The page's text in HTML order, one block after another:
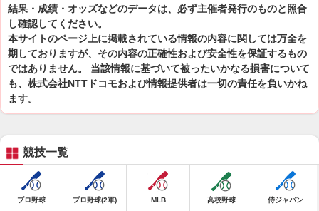
結果・成績・オッズなどのデータは、必ず主催者発行のものと照合
し確認してください。
本サイトのページ上に掲載されている情報の内容に関しては万全を
期しておりますが、その内容の正確性および安全性を保証するもの
ではありません。 当該情報に基づいて被ったいかなる損害について
も、株式会社NTTドコモおよび情報提供者は一切の責任を負いかね
ます。
競技一覧
プロ野球 プロ野球(2軍) MLB 高校野球 侍ジャパン